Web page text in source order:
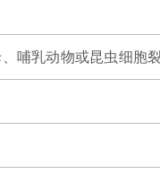
哺乳动物或昆虫细胞